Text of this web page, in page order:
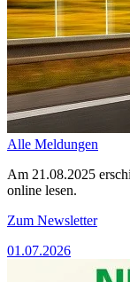
Alle Meldungen
Am 21.08.2025
online lesen.
Zum Newsletter
01.07.2026